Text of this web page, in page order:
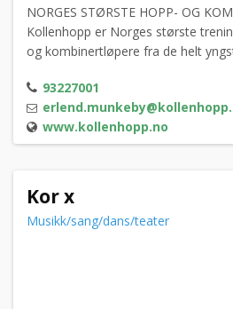
NORGES STØRSTE HOPP- OG
Kollenhopp er Norges største
og kombinertløpere fra de helt
vil hoppe på ski eller gå kombinert
aktivitetstilbud. Fra rekrutt til
93227001
www.kollenhopp.no
Kor x
Musikk/sang/dans/teater